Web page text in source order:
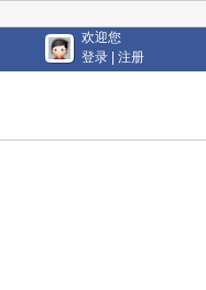
欢迎您
登录
注册